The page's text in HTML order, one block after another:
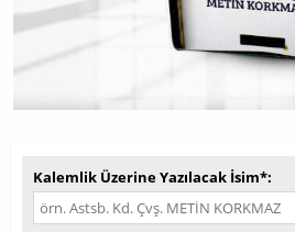
Kalemlik Üzerine Yazılacak İsim*